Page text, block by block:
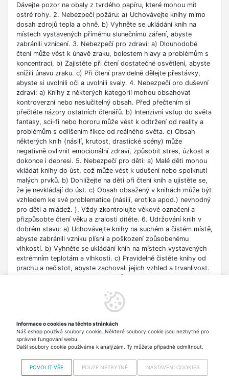
Dávejte pozor na obaly z tvrdého papíru, které mohou mít
ostré rohy. 2. Nebezpečí požáru: a) Uchovávejte knihy mimo
dosah zdrojů tepla a ohně. b) Vyhněte se ukládání knih na
místech vystavených přímému slunečnímu záření, abyste
zabránili vznícení. 3. Nebezpečí pro zdraví: a) Dlouhodobé
čtení může vést k únavě zraku, bolestem hlavy a problémům s
koncentrací. b) Zajistěte při čtení dostatečné osvětlení, abyste
snížili únavu zraku. c) Při čtení pravidelně dělejte přestávky,
abyste si uvolnili oči a uvolnili svaly. 4. Nebezpečí pro duševní
zdraví: a) Knihy z některých kategorií mohou obsahovat
kontroverzní nebo neslučitelný obsah. Před přečtením si
přečtěte názory ostatních čtenářů. b) Intenzivní vstup do světa
fantasy, sci-fi nebo hororu může vést k odtržení od reality a
problémům s odlišením fikce od reálného světa. c) Obsah
některých knih (násilí, krutost, drastické scény) může
negativně ovlivnit emocionální zdraví, způsobit stres, úzkost a
dokonce i depresi. 5. Nebezpečí pro děti: a) Malé děti mohou
vkládat knihy do úst, což může vést k udušení nebo spolknutí
malých prvků. b) Dohlížejte na děti při čtení knih a ujistěte se,
že je nevkládají do úst. c) Obsah obsažený v knihách může být
vzhledem ke své problematice (násilí, erotika apod.) nevhodný
pro děti a mládež. ). Vždy zkontrolujte věkové označení a
přizpůsobte čtení věku a zralosti dítěte. 6. Udržování knih v
dobrém stavu: a) Uchovávejte knihy na suchém a čistém místě,
abyste zabránili vzniku plísní a poškození způsobenému
vlhkostí. b) Vyhněte se ukládání knih na místech vystavených
extrémním teplotám a vlhkosti. c) Pravidelně čistěte knihy od
prachu a nečistot, abyste zachovali jejich vzhled a trvanlivost.
vzdělávací nebo profesní účely. b) Věnujte pozornost datu
vydání, protože znalosti v některých oblastech se rychle
zdrojů uvedených v knize buďte opatrní a dodržujte pravidla
bezpečnosti na síti. 8. Autorská práva: a) Dodržujte autorská
práva obsahu zpřístupněného v knize.
Copyright © 2012-2026 VISO TRADE s.r.o.,
Informace o cookies na těchto stránkách
Náš eshop používá soubory cookie. Některé soubory cookie jsou nezbytné pro
správné fungování webu.
Další soubory cookie používáme k analýzám. Ty můžete případně odmítnout.
POVOLIT VŠE POUZE NEZBYTNÉ NASTAVENÍ COOKIES